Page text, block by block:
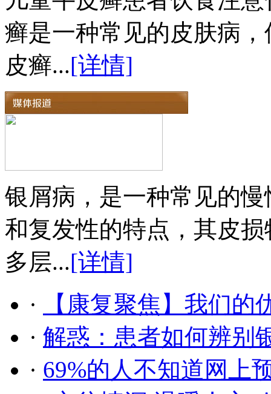
癣是一种常见的皮肤病
皮癣...[详情]
银屑病，是一种常见的
和复发性的特点，其皮
多层...[详情]
·
【康复聚焦】我们的
· 解惑：患者如何辨别
· 69%的人不知道网上